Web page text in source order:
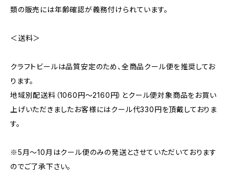
類の販売には年齢確認が義務付けられています。
＜送料＞
クラフトビールは品質安定のため、全商品クール便を推奨してお
ります。
地域別配送料（1060円～2160円）とクール便対象商品をお買い
上げいただきましたお客様にはクール代330円を頂戴しておりま
す。
※5月～10月はクール便のみの発送とさせていただいております
のでご了承下さい。